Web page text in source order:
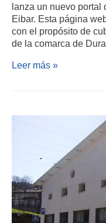
lanza un nuevo portal
Eibar. Esta página
con el propósito de
de la comarca de
Leer más »